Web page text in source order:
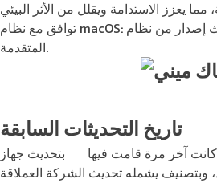
توافق مع نظام macOS: يدعم أحدث إصدار من نظام macOS، ما يوفر تجربة مستخدم سلسة ومجموعة واسعة من التطبيقات والبرامج
المتقدمة.
تاريخ التحديثات السابقة
كانت آخر مرة قامت فيها
بتحديث جهاز Mac mini في عام 2023، حيث أطلقت نسختين مزودتين بمعالجات M2 وM2 Pro، والآن خلال